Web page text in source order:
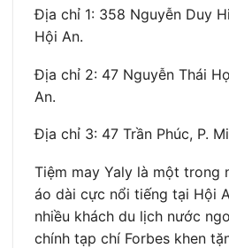
Địa chỉ 1: 358 Nguyễn Duy
Hội An.
Địa chỉ 2: 47 Nguyễn Thái
An.
Địa chỉ 3: 47 Trần Phúc, P.
Tiệm may Yaly là một trong
áo dài cực nổi tiếng tại Hội
nhiều khách du lịch nước
chính tạp chí Forbes khen